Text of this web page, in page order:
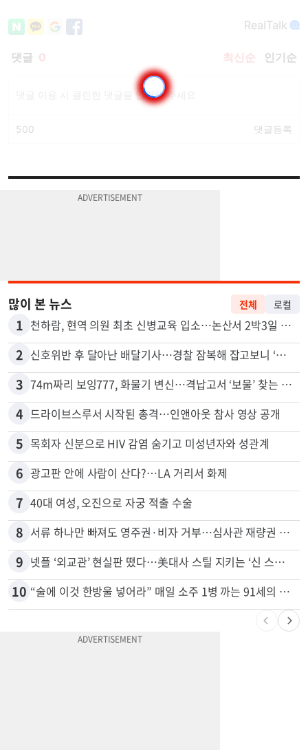
많이 본 뉴스
1 천하람, 현역 의원 최초 신병교육 입소…논산서 2박3일 생활
2 신호위반 후 달아난 배달기사…경찰 잠복해 잡고보니 ‘반전’
3
4 드라이브스루서 시작된 총격…인앤아웃 참사 영상 공개
5 목회자 신분으로 HIV 감염 숨기고 미성년자와 성관계
6 광고판 안에 사람이 산다?…LA 거리서 화제
7 40대 여성, 오진으로 자궁 적출 수술
8 서류 하나만 빠져도 영주권·비자 거부…심사관 재량권 대폭 확대
9 넷플 ‘외교관’ 현실판 떴다…美대사 스틸 지키는 ‘신 스틸러’
“술에 이것 한방울 넣어라” 매일 소주 1병 까는 91세의 철칙